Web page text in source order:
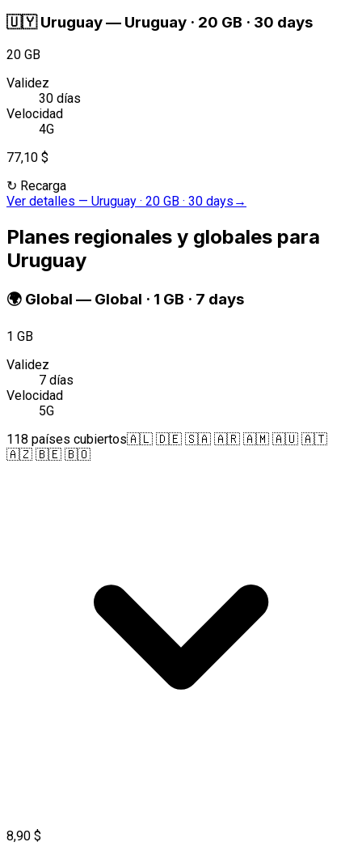
🇺🇾 Uruguay— Uruguay · 20 GB · 30 days
20 GB
Validez
30 días
Velocidad
4G
77,10 $
↻ Recarga
Ver detalles — Uruguay · 20 GB · 30 days →
Planes regionales y globales para
Uruguay
🌍 Global — Global · 1 GB · 7 days
1 GB
Validez
7 días
Velocidad
5G
118 países cubiertos🇦🇱 🇩🇪 🇸🇦 🇦🇷 🇦🇲 🇦🇺 🇦🇹
🇦🇿 🇧🇪 🇧🇴
8,90 $